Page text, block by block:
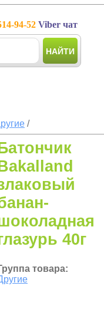
94-52 Viber чат
НАЙТИ
/
40г
товара: